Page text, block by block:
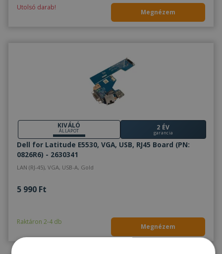
Utolsó darab!
Megnézem
KIVÁLÓ
ÁLLAPOT 2 ÉV
garancia
Dell for Latitude E5530, VGA, USB, RJ45 Board (PN:
0826R6) - 2630341
LAN (RJ-45), VGA, USB-A, Gold
5 990 Ft
Raktáron 2-4 db
Megnézem